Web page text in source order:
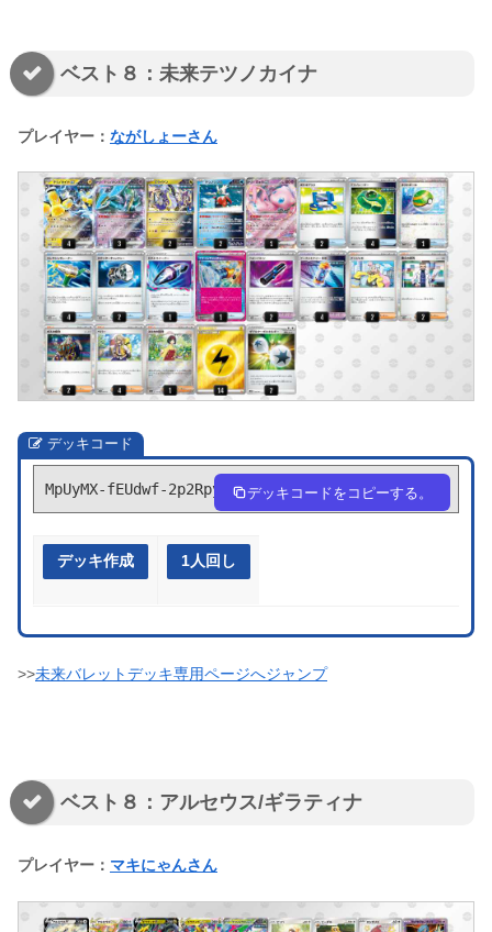
ベスト８：未来テツノカイナ
プレイヤー： ながしょーさん
デッキコード
MpUyMX-fEUdwf-2p2Rpy デッキコードをコピーする。
デッキ作成 1人回し
>>未来バレットデッキ専用ページへジャンプ
ベスト８：アルセウス/ギラティナ
プレイヤー： マキにゃんさん